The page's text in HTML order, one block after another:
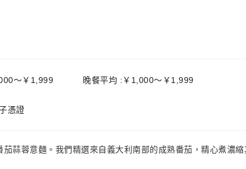
～￥1,999 晚餐平均 :￥1,000～￥1,999
憑證
茄蒜蓉意麵。我們精選來自義大利南部的成熟番茄，精心煮濃縮